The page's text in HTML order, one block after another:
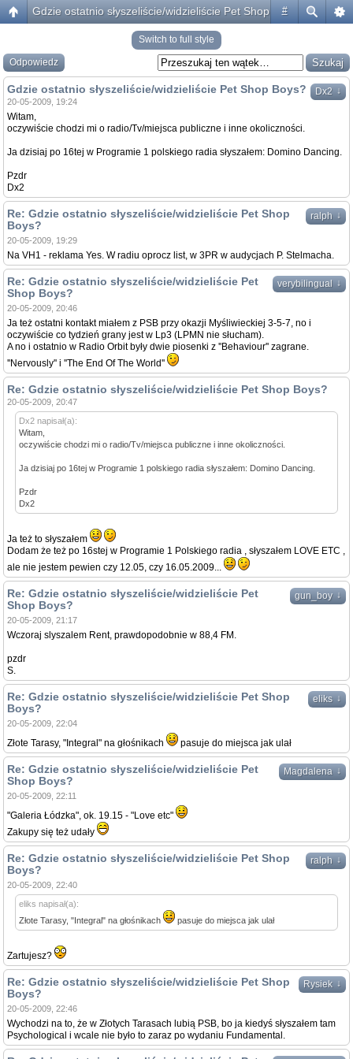
#
Gdzie ostatnio słyszeliście/widzieliście Pet Shop Boys?
Switch to full style
Odpowiedz
Dx2 ↓
Gdzie ostatnio słyszeliście/widzieliście Pet Shop Boys?
20-05-2009, 19:24
Witam,
oczywiście chodzi mi o radio/Tv/miejsca publiczne i inne okoliczności.
Ja dzisiaj po 16tej w Programie 1 polskiego radia słyszałem: Domino Dancing.
Pzdr
Dx2
ralph ↓
Re: Gdzie ostatnio słyszeliście/widzieliście Pet Shop
Boys?
20-05-2009, 19:29
Na VH1 - reklama Yes. W radiu oprocz list, w 3PR w audycjach P. Stelmacha.
verybilingual ↓
Re: Gdzie ostatnio słyszeliście/widzieliście Pet
Shop Boys?
20-05-2009, 20:46
Ja też ostatni kontakt miałem z PSB przy okazji Myśliwieckiej 3-5-7, no i
oczywiście co tydzień grany jest w Lp3 (LPMN nie słucham).
A no i ostatnio w Radio Orbit były dwie piosenki z ''Behaviour'' zagrane.
''Nervously'' i ''The End Of The World''
Re: Gdzie ostatnio słyszeliście/widzieliście Pet Shop Boys?
20-05-2009, 20:47
Dx2 napisał(a):
Witam,
oczywiście chodzi mi o radio/Tv/miejsca publiczne i inne okoliczności.
Ja dzisiaj po 16tej w Programie 1 polskiego radia słyszałem: Domino Dancing.
Pzdr
Dx2
Ja też to słyszałem
Dodam że też po 16stej w Programie 1 Polskiego radia , słyszałem LOVE ETC ,
ale nie jestem pewien czy 12.05, czy 16.05.2009...
gun_boy ↓
Re: Gdzie ostatnio słyszeliście/widzieliście Pet
Shop Boys?
20-05-2009, 21:17
Wczoraj slyszalem Rent, prawdopodobnie w 88,4 FM.
pzdr
S.
eliks ↓
Re: Gdzie ostatnio słyszeliście/widzieliście Pet Shop
Boys?
20-05-2009, 22:04
Złote Tarasy, "Integral" na głośnikach pasuje do miejsca jak ulał
Magdalena ↓
Re: Gdzie ostatnio słyszeliście/widzieliście Pet
Shop Boys?
20-05-2009, 22:11
"Galeria Łódzka", ok. 19.15 - "Love etc"
Zakupy się też udały
ralph ↓
Re: Gdzie ostatnio słyszeliście/widzieliście Pet Shop
Boys?
20-05-2009, 22:40
eliks napisał(a):
Złote Tarasy, "Integral" na głośnikach
pasuje do miejsca jak ulał
Zartujesz?
Rysiek ↓
Re: Gdzie ostatnio słyszeliście/widzieliście Pet Shop
Boys?
20-05-2009, 22:46
Wychodzi na to, że w Złotych Tarasach lubią PSB, bo ja kiedyś słyszałem tam
Psychological i wcale nie było to zaraz po wydaniu Fundamental.